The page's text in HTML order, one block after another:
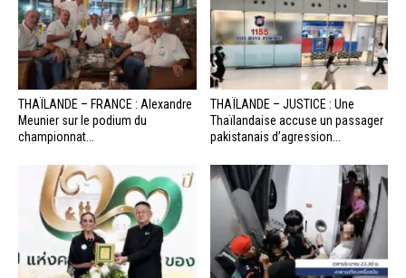
THAÏLANDE – FRANCE : Alexandre
Meunier sur le podium du
championnat...
THAÏLANDE – JUSTICE : Une
Thaïlandaise accuse un passager
pakistanais d’agression...